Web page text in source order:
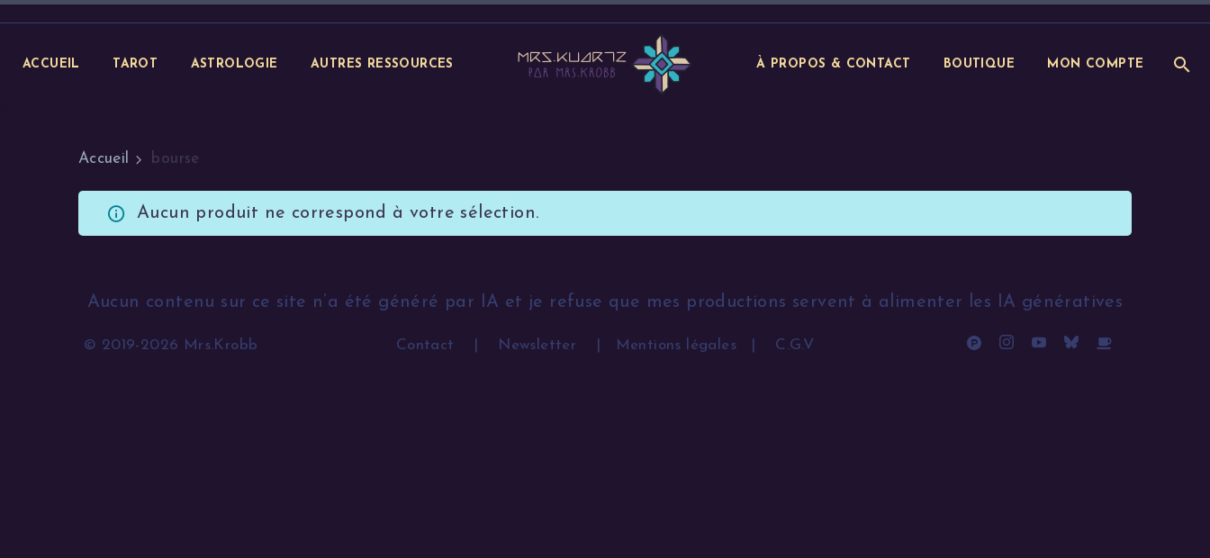
ACCUEIL TAROT ASTROLOGIE AUTRES RESSOURCES À PROPOS & CONTACT BOUTIQUE MON COMPTE
Accueil bourse
Aucun produit ne correspond à votre sélection.
Aucun contenu sur ce site n’a été généré par IA et je refuse que mes productions servent à alimenter les IA génératives
© 2019-2026 Mrs.Krobb Contact Newsletter Mentions légales| C.G.V